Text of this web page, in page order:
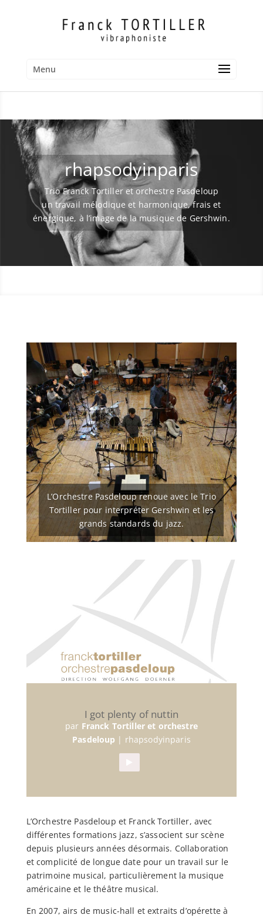
Menu
rhapsodyinparis
Trio Franck Tortiller et orchestre Pasdeloup
un travail mélodique et harmonique, frais et
énergique, à l’image de la musique de Gershwin.
L’Orchestre Pasdeloup renoue avec le Trio
Tortiller pour interpréter Gershwin et les
grands standards du jazz.
I got plenty of nuttin
par Franck Tortiller et orchestre
Pasdeloup | rhapsodyinparis
L’Orchestre Pasdeloup et Franck Tortiller, avec
différentes formations jazz, s’associent sur scène
depuis plusieurs années désormais. Collaboration
et complicité de longue date pour un travail sur le
patrimoine musical, particulièrement la musique
américaine et le théâtre musical.
En 2007, airs de music-hall et extraits d’opérette à